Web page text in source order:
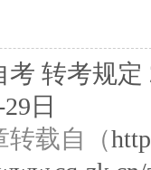
考 转考规定
日
转载自（